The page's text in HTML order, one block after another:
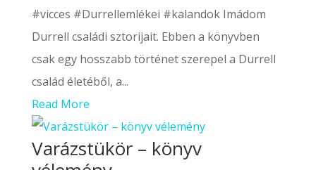
#vicces #Durrellemlékei #kalandok Imádom
Durrell családi sztorijait. Ebben a könyvben
csak egy hosszabb történet szerepel a Durrell
család életéből, a...
Read More
Varázstükör – könyv